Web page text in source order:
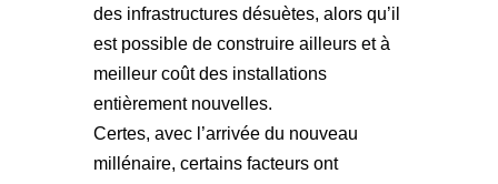
des infrastructures désuètes, alors qu’il
est possible de construire ailleurs et à
meilleur coût des installations
entièrement nouvelles.
Certes, avec l’arrivée du nouveau
millénaire, certains facteurs ont